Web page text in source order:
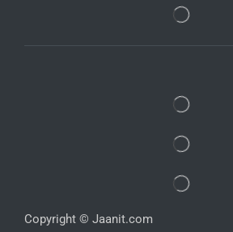
Copyright © Jaanit.com